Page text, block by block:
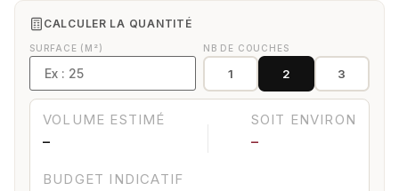
CALCULER LA QUANTITÉ
SURFACE (M²) NB DE COUCHES
1 2 3
VOLUME ESTIMÉ
—
SOIT ENVIRON
—
BUDGET INDICATIF